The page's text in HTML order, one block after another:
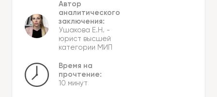
Автор
аналитического
заключения:
Ушакова Е.Н. -
юрист высшей
категории МИП
Время на
прочтение:
10 минут